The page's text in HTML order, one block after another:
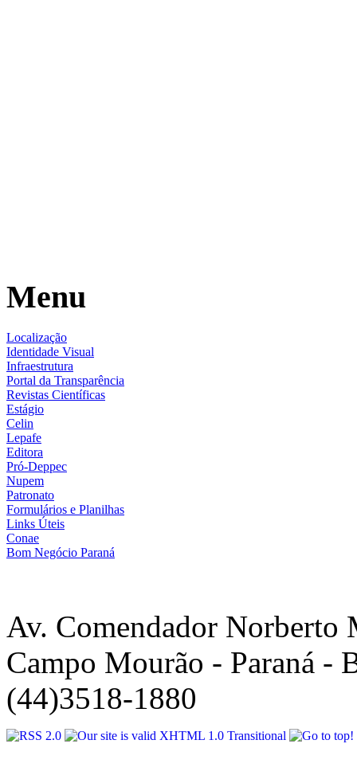
Menu
Localização
Identidade Visual
Infraestrutura
Portal da Transparência
Revistas Científicas
Estágio
Celin
Lepafe
Editora
Pró-Deppec
Nupem
Patronato
Formulários e Planilhas
Links Úteis
Conae
Bom Negócio Paraná
Av. Comendador Norberto
Campo Mourão - Paraná -
(44)3518-1880